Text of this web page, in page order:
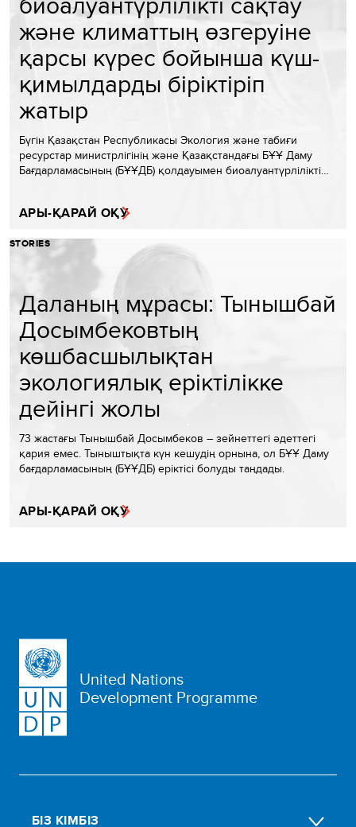
және климаттың өзгеруіне
қарсы күрес бойынша күш-
қимылдарды біріктіріп
жатыр
Бүгін Қазақстан Республикасы Экология және табиғи
ресурстар министрлігінің және Қазақстандағы БҰҰ Даму
Бағдарламасының (БҰҰДБ) қолдауымен биоалуантүрлілікті…
АРЫ-ҚАРАЙ ОҚУ
STORIES
Даланың мұрасы: Тынышбай
Досымбековтың
көшбасшылықтан
экологиялық еріктілікке
дейінгі жолы
73 жастағы Тынышбай Досымбеков – зейнеттегі әдеттегі
қария емес. Тыныштықта күн кешудің орнына, ол БҰҰ Даму
бағдарламасының (БҰҰДБ) еріктісі болуды таңдады.
АРЫ-ҚАРАЙ ОҚУ
United Nations
Development Programme
БІЗ КІМБІЗ